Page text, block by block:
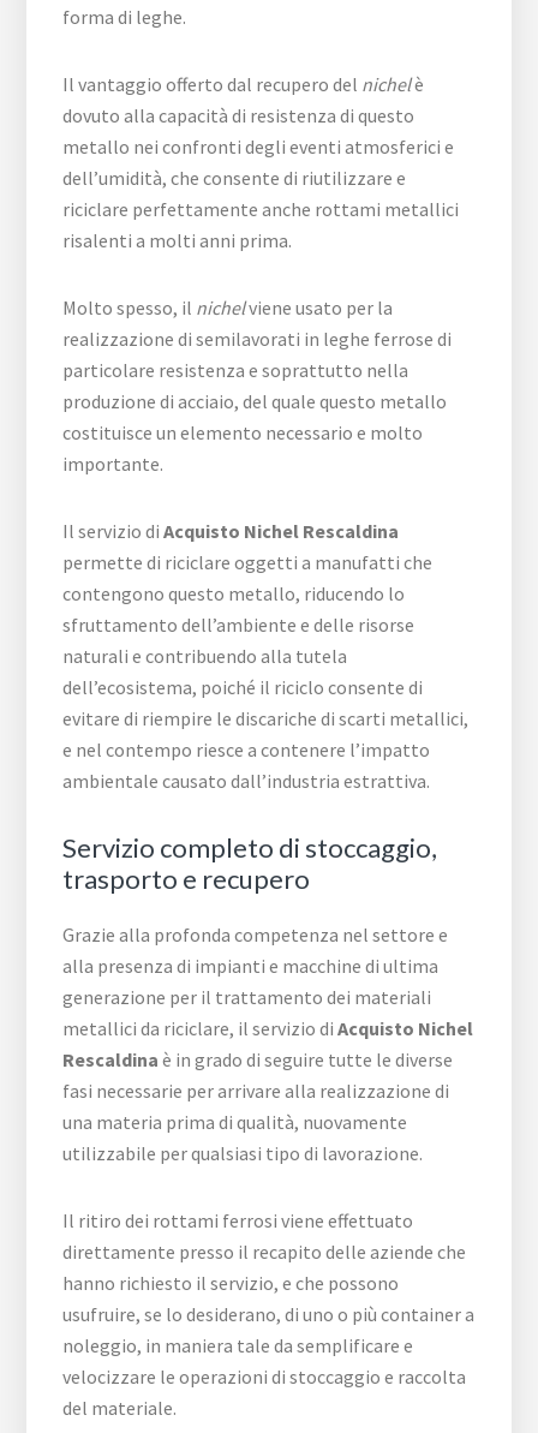
forma di leghe.
Il vantaggio offerto dal recupero del nichelè
dovuto alla capacità di resistenza di questo
metallo nei confronti degli eventi atmosferici e
dell’umidità, che consente di riutilizzare e
riciclare perfettamente anche rottami metallici
risalenti a molti anni prima.
Molto spesso, il nichelviene usato per la
realizzazione di semilavorati in leghe ferrose di
particolare resistenza e soprattutto nella
produzione di acciaio, del quale questo metallo
costituisce un elemento necessario e molto
importante.
Il servizio diAcquisto Nichel Rescaldina
permette di riciclare oggetti a manufatti che
contengono questo metallo, riducendo lo
sfruttamento dell’ambiente e delle risorse
naturali e contribuendo alla tutela
dell’ecosistema, poiché il riciclo consente di
evitare di riempire le discariche di scarti metallici,
e nel contempo riesce a contenere l’impatto
ambientale causato dall’industria estrattiva.
Servizio completo di stoccaggio,
trasporto e recupero
Grazie alla profonda competenza nel settore e
alla presenza di impianti e macchine di ultima
generazione per il trattamento dei materiali
metallici da riciclare, il servizio diAcquisto Nichel
Rescaldina è in grado di seguire tutte le diverse
fasi necessarie per arrivare alla realizzazione di
una materia prima di qualità, nuovamente
utilizzabile per qualsiasi tipo di lavorazione.
Il ritiro dei rottami ferrosi viene effettuato
direttamente presso il recapito delle aziende che
hanno richiesto il servizio, e che possono
usufruire, se lo desiderano, di uno o più container a
noleggio, in maniera tale da semplificare e
velocizzare le operazioni di stoccaggio e raccolta
del materiale.